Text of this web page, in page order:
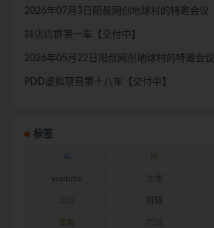
2026年07月3日阳叔网创地球村的特邀会议
抖店店群第一车【交付中】
2026年05月22日阳叔网创地球村的特邀会议
PDD虚拟项目第十八车【交付中】
标签
AI IP
youtube
剪辑
变现